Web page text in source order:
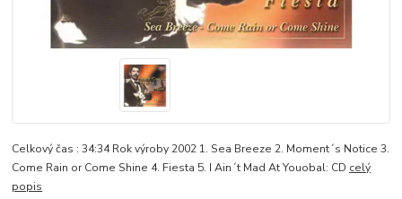
Celkový čas : 34:34 Rok výroby 2002 1. Sea Breeze 2. Moment´s Notice 3.
Come Rain or Come Shine 4. Fiesta 5. I Ain´t Mad At Youobal: CD celý
popis